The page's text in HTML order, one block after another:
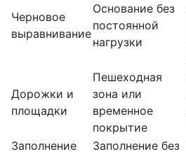
Черновое
выравнивание
Основание без
постоянной
нагрузки
Дорожки и
площадки
Пешеходная
зона или
временное
покрытие
Заполнение
Заполнение без